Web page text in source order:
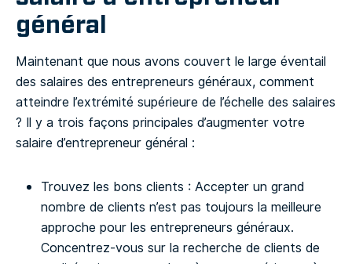
général
Maintenant que nous avons couvert le large éventail
des salaires des entrepreneurs généraux, comment
atteindre l’extrémité supérieure de l’échelle des salaires
? Il y a trois façons principales d’augmenter votre
salaire d’entrepreneur général :
Trouvez les bons clients : Accepter un grand
nombre de clients n’est pas toujours la meilleure
approche pour les entrepreneurs généraux.
Concentrez-vous sur la recherche de clients de